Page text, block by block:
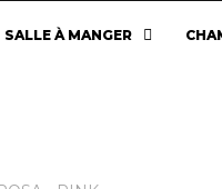
SALLE À MANGER